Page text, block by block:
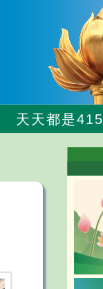
天天都是415